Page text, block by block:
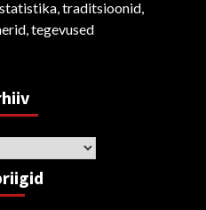
traditsioonid,
tegevused